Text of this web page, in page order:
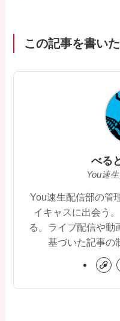
この記事を書い
べる
You速
You速生配信部の管
イキャスに出会う
る。ライブ配信や動
基づいた記事の